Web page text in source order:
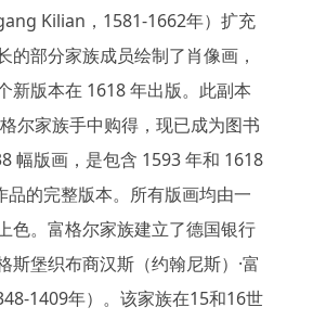
Kilian，1581-1662年）扩充
部分家族成员绘制了肖像画，
新版本在 1618 年出版。此副本
尔家族手中购得，现已成为图书
幅版画，是包含 1593 年和 1618
的完整版本。所有版画均由一
色。富格尔家族建立了德国银行
堡织布商汉斯（约翰尼斯）·富
1409年）。该家族在15和16世